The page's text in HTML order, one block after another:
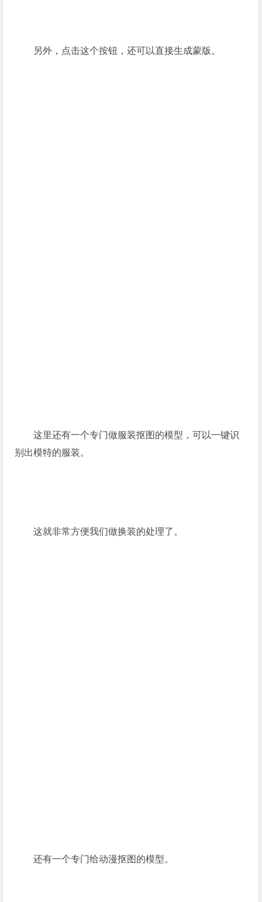
另外，点击这个按钮，还可以直接生成蒙版。
这里还有一个专门做服装抠图的模型，可以一键识
别出模特的服装。
这就非常方便我们做换装的处理了。
还有一个专门给动漫抠图的模型。